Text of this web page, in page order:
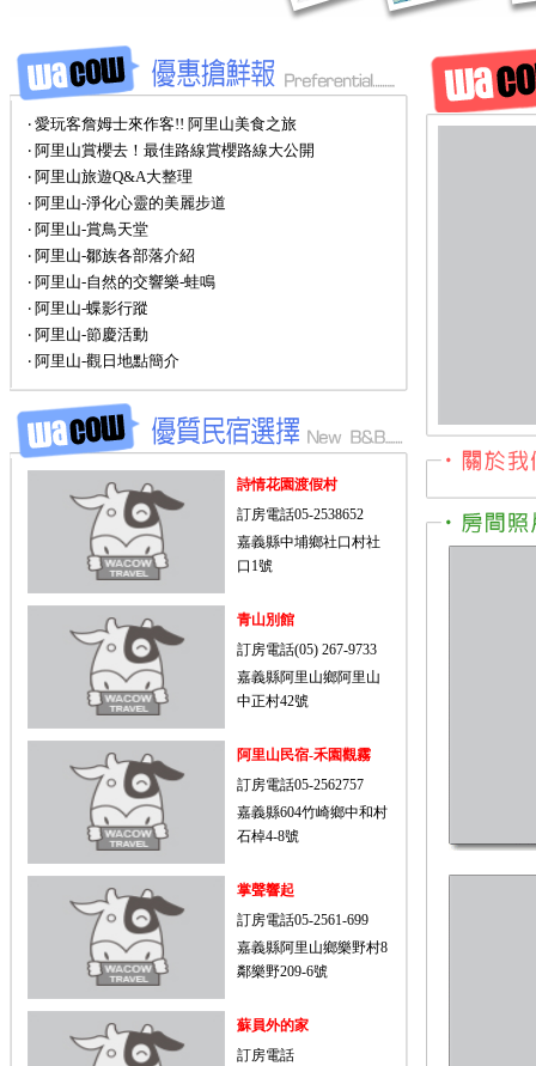
‧ 愛玩客詹姆士來作客!! 阿里山美食之旅
‧ 阿里山賞櫻去！最佳路線賞櫻路線大公開
‧ 阿里山旅遊Q&A大整理
‧ 阿里山-淨化心靈的美麗步道
‧ 阿里山-賞鳥天堂
‧ 阿里山-鄒族各部落介紹
‧ 阿里山-自然的交響樂-蛙鳴
‧ 阿里山-蝶影行蹤
‧ 阿里山-節慶活動
‧ 阿里山-觀日地點簡介
詩情花園渡假村
訂房電話05-2538652
嘉義縣中埔鄉社口村社
口1號
青山別館
訂房電話(05) 267-9733
嘉義縣阿里山鄉阿里山
中正村42號
阿里山民宿-禾園觀霧
訂房電話05-2562757
嘉義縣604竹崎鄉中和村
石棹4-8號
掌聲響起
訂房電話05-2561-699
嘉義縣阿里山鄉樂野村8
鄰樂野209-6號
蘇員外的家
訂房電話